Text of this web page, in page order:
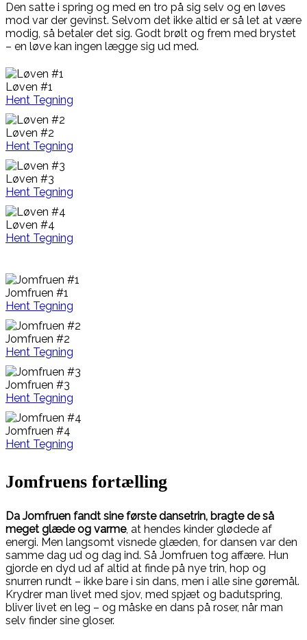
Den satte i spring og med en tro på sig selv og en løves
mod var der gevinst. Selvom det ikke altid er så let at være
modig, så betaler det sig. Godt brølt og frem med brystet
– en løve kan ingen lægge sig ud med.
Løven #1
Hent Tegning
Løven #2
Hent Tegning
Løven #3
Hent Tegning
Løven #4
Hent Tegning
Jomfruen #1
Hent Tegning
Jomfruen #2
Hent Tegning
Jomfruen #3
Hent Tegning
Jomfruen #4
Hent Tegning
Jomfruens fortælling
Da Jomfruen fandt sine første dansetrin, bragte de så
meget glæde og varme, at hendes kinder glødede af
energi. Men langsomt visnede glæden, for dansen var den
samme dag ud og dag ind. Så Jomfruen tog affære. Hun
gjorde en dyd ud af altid at finde på nye trin, hop og
snurren rundt – ikke bare i sin dans, men i alle sine gøremål.
Krydrer man livet med sjov, med spjæt og badutspring,
bliver livet en leg – og måske en dans på roser, når man
selv finder sine gloser.